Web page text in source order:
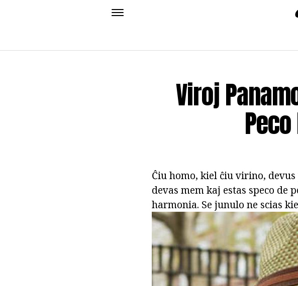
Viroj
Ĉiu homo, kiel ĉiu virino,
devas mem kaj estas speco de
harmonia. Se junulo ne scias